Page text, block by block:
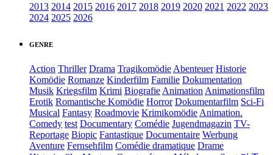
2013 2014 2015 2016 2017 2018 2019 2020 2021 2022 2023
2024 2025 2026
GENRE
Action Thriller Drama Tragikomödie Abenteuer Historie
Komödie Romanze Kinderfilm Familie Dokumentation
Musik Kriegsfilm Krimi Biografie Animation Animationsfilm
Erotik Romantische Komödie Horror Dokumentarfilm Sci-Fi
Musical Fantasy Roadmovie Krimikomödie Animation.
Comedy test Documentary Comédie Jugendmagazin TV-
Reportage Biopic Fantastique Documentaire Werbung
Aventure Fernsehfilm Comédie dramatique Drame